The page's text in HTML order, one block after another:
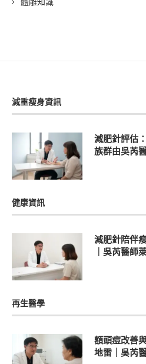
體雕知識
減重瘦身資訊
減肥針評估
族群由吳芮
健康資訊
減肥針陪伴
｜吳芮醫師
再生醫學
額頭痘改善
地雷｜吳芮